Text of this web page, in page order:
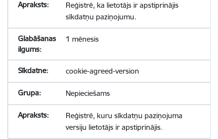
Reģistrē, ka lietotājs ir apstiprinājis
sīkdatņu paziņojumu.
1 mēnesis
cookie-agreed-version
Nepieciešams
Reģistrē, kuru sīkdatņu paziņojuma
versiju lietotājs ir apstiprinājis.